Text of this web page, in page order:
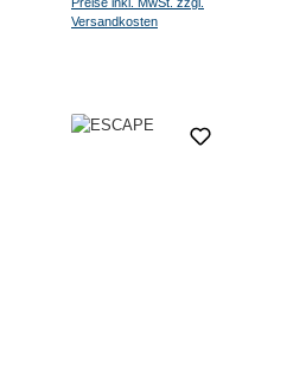
Preise inkl. MwSt. zzgl.
Versandkosten